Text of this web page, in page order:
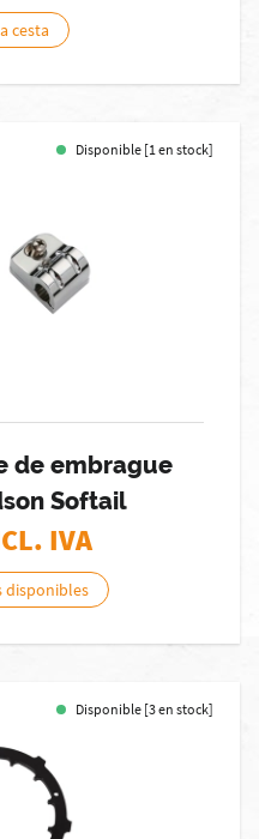
cesta
Disponible [1 en stock]
de embrague
Softail
IVA
disponibles
Disponible [3 en stock]